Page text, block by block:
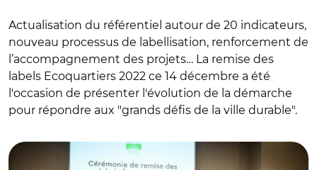
Actualisation du référentiel autour de 20 indicateurs,
nouveau processus de labellisation, renforcement de
l’accompagnement des projets… La remise des
labels Ecoquartiers 2022 ce 14 décembre a été
l'occasion de présenter l'évolution de la démarche
pour répondre aux "grands défis de la ville durable".
© Ministère de la transition écologique/ Les lauréats